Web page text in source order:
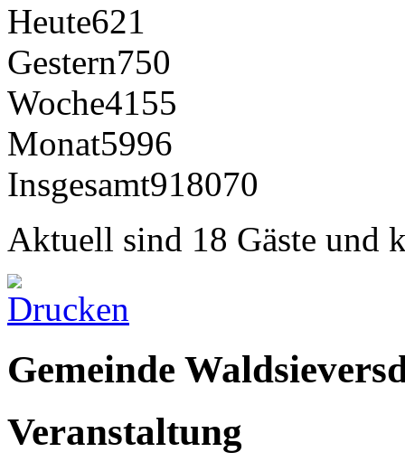
Heute621
Gestern750
Woche4155
Monat5996
Insgesamt918070
Aktuell sind 18 Gäste und
Gemeinde
Veranstaltung